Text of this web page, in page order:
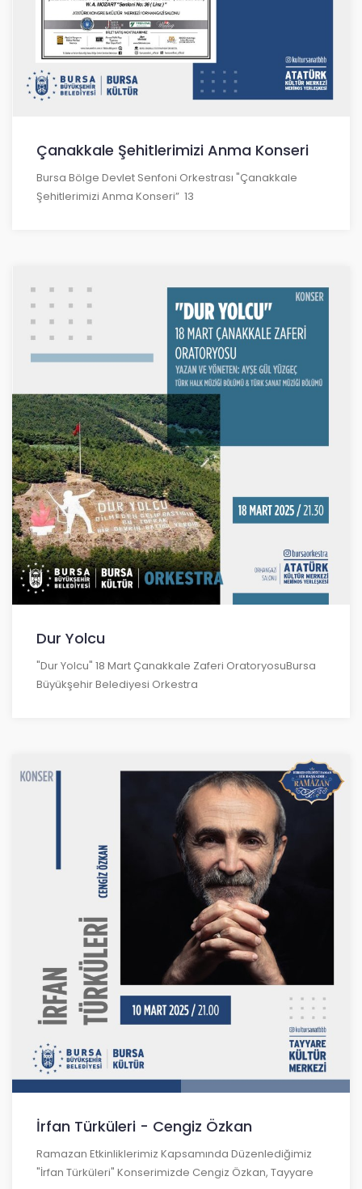
Çanakkale Şehitlerimizi Anma Konseri
Bursa Bölge Devlet Senfoni Orkestrası "Çanakkale
Şehitlerimizi Anma Konseri” 13
Dur Yolcu
"Dur Yolcu" 18 Mart Çanakkale Zaferi OratoryosuBursa
Büyükşehir Belediyesi Orkestra
İrfan Türküleri - Cengiz Özkan
Ramazan Etkinliklerimiz Kapsamında Düzenlediğimiz
"İrfan Türküleri" Konserimizde Cengiz Özkan, Tayyare